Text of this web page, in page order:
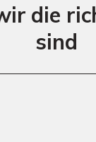
die
sind